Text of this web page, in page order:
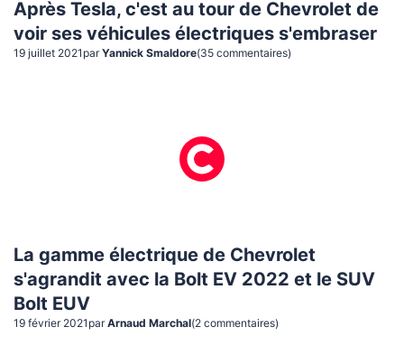
Après Tesla, c'est au tour de Chevrolet de
voir ses véhicules électriques s'embraser
19 juillet 2021 par Yannick Smaldore(35 commentaires)
La gamme électrique de Chevrolet
s'agrandit avec la Bolt EV 2022 et le SUV
Bolt EUV
19 février 2021 par Arnaud Marchal(2 commentaires)